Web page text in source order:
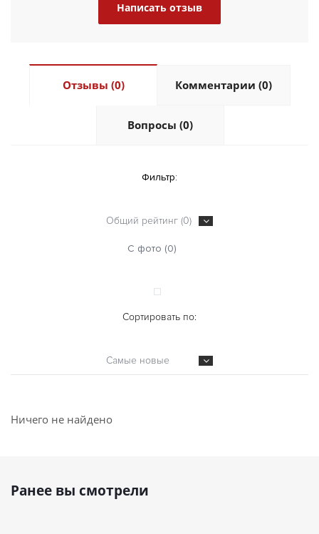
Написать отзыв
Отзывы (0) Комментарии (0)
Вопросы (0)
Фильтр:
Общий рейтинг (0)
С фото (0)
Сортировать по:
Самые новые
Ничего не найдено
Ранее вы смотрели